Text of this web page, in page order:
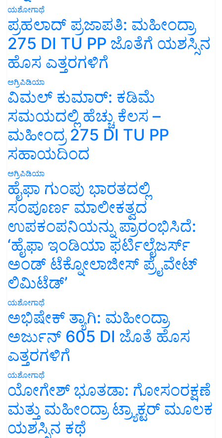
ಯಶೋಗಾಥೆ
ಪ್ರಹಲಾದ್ ಪ್ರಜಾಪತಿ: ಮಹೀಂದ್ರಾ
275 DI TU PP ಜೊತೆಗೆ ಯಶಸ್ಸಿನ
ಹೊಸ ಎತ್ತರಗಳಿಗೆ
ಅಗ್ರಿಪಿಡಿಯಾ
ವಿಮಲ್ ಕುಮಾರ್: ಕಡಿಮೆ
ಸಮಯದಲ್ಲಿ ಹೆಚ್ಚು ಕೆಲಸ –
ಮಹೀಂದ್ರ 275 DI TU PP
ಸಹಾಯದಿಂದ
ಅಗ್ರಿಪಿಡಿಯಾ
ಹೈಫಾ ಗುಂಪು ಭಾರತದಲ್ಲಿ
ಸಂಪೂರ್ಣ ಮಾಲೀಕತ್ವದ
ಉಪಕಂಪನಿಯನ್ನು ಪ್ರಾರಂಭಿಸಿದೆ:
‘ಹೈಫಾ ಇಂಡಿಯಾ ಫರ್ಟಿಲೈಜರ್ಸ್
ಅಂಡ್ ಟೆಕ್ನೋಲಾಜೀಸ್ ಪ್ರೈವೇಟ್
ಲಿಮಿಟೆಡ್’
ಯಶೋಗಾಥೆ
ಅಭಿಷೇಕ್ ತ್ಯಾಗಿ: ಮಹೀಂದ್ರಾ
ಅರ್ಜುನ್ 605 DI ಜೊತೆ ಹೊಸ
ಎತ್ತರಗಳಿಗೆ
ಯಶೋಗಾಥೆ
ಯೋಗೇಶ್ ಭೂತಡಾ: ಗೋಸಂರಕ್ಷಣೆ
ಮತ್ತು ಮಹೀಂದ್ರಾ ಟ್ರ್ಯಾಕ್ಟರ್ ಮೂಲಕ
ಯಶಸ್ಸಿನ ಕಥೆ